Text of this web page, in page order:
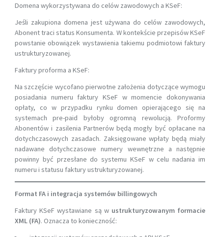
Domena wykorzystywana do celów zawodowych a KSeF:
Jeśli zakupiona domena jest używana do celów zawodowych,
Abonent traci status Konsumenta. W kontekście przepisów KSeF
powstanie obowiązek wystawienia takiemu podmiotowi faktury
ustrukturyzowanej.
Faktury proforma a KSeF:
Na szczęście wycofano pierwotne założenia dotyczące wymogu
posiadania numeru faktury KSeF w momencie dokonywania
opłaty, co w przypadku rynku domen opierającego się na
systemach pre-paid byłoby ogromną rewolucją. Proformy
Abonentów i zasilenia Partnerów będą mogły być opłacane na
dotychczasowych zasadach. Zaksięgowane wpłaty będą miały
nadawane dotychczasowe numery wewnętrzne a następnie
powinny być przesłane do systemu KSeF w celu nadania im
numeru i statusu faktury ustrukturyzowanej.
Format FA i integracja systemów billingowych
Faktury KSeF wystawiane są w ustrukturyzowanym formacie
XML (FA). Oznacza to konieczność: